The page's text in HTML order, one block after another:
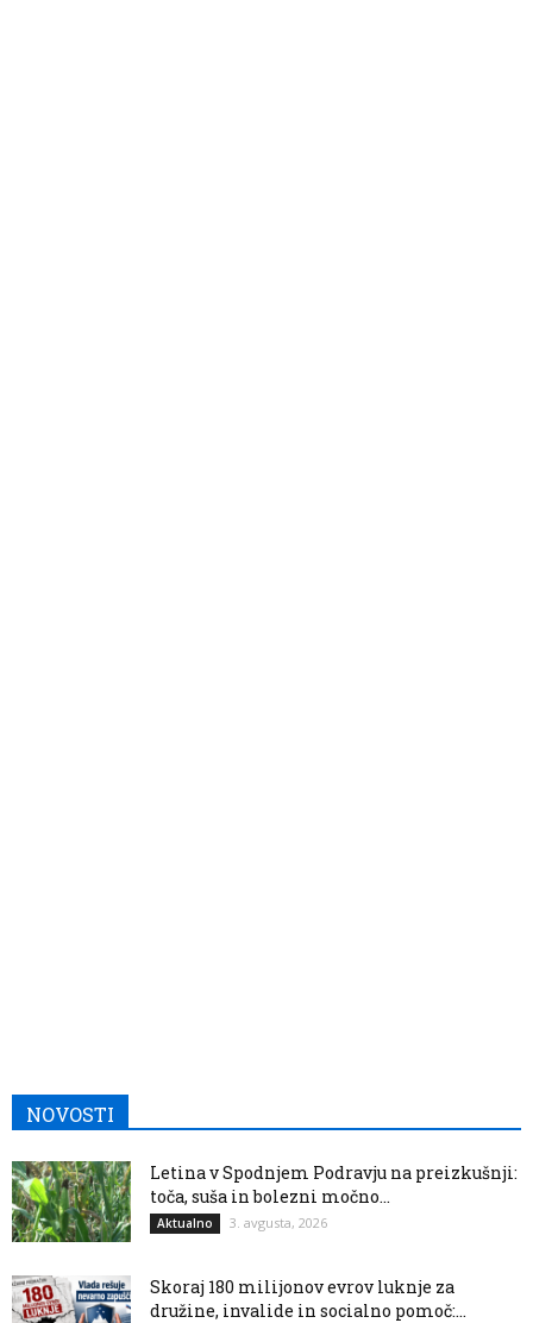
NOVOSTI
Letina v Spodnjem Podravju na preizkušnji:
toča, suša in bolezni močno...
Aktualno 3. avgusta, 2026
Skoraj 180 milijonov evrov luknje za
družine, invalide in socialno pomoč:...